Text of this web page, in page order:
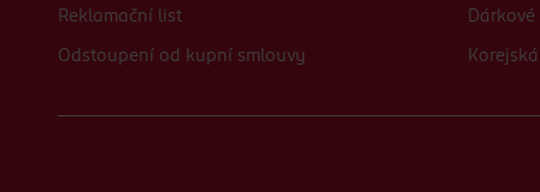
Reklamační list
Odstoupení od kupní smlouvy